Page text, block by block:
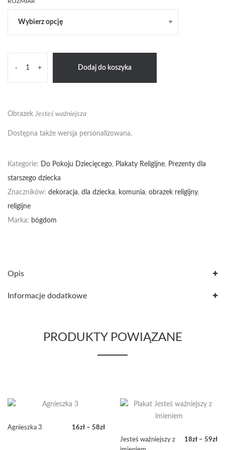
58zł
-
Jesteś
+ Dodaj do koszyka
Obrazek Jesteś ważniejsza
Dostępna także wersja personalizowana.
Kategorie: Do Pokoju Dziecięcego, Plakaty Religijne, Prezenty dla
starszego dziecka
Znaczników: dekoracja, dla dziecka, komunia, obrazek religijny,
religijne
Marka: bógdom
Opis
Informacje dodatkowe
PRODUKTY POWIĄZANE
Agnieszka 3 16zł – 58zł
Jesteś ważniejszy z
18zł – 59zł